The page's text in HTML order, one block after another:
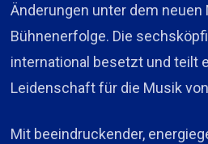
Änderungen unter dem neuen
Bühnenerfolge. Die
international besetzt und teilt
Leidenschaft für die Musik von
Mit beeindruckender,